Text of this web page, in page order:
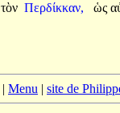
τὸν Περδίκκαν, ὡς
| Menu | site de